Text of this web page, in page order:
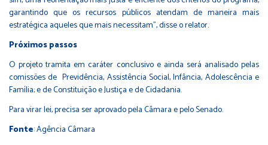
garantindo que os recursos públicos atendam de maneira mais
estratégica aqueles que mais necessitam”, disse o relator.
Próximos passos
O projeto tramita em caráter conclusivo e ainda será analisado pelas
comissões de Previdência, Assistência Social, Infância, Adolescência e
Família; e de Constituição e Justiça e de Cidadania.
Para virar lei, precisa ser aprovado pela Câmara e pelo Senado.
Fonte: Agência Câmara